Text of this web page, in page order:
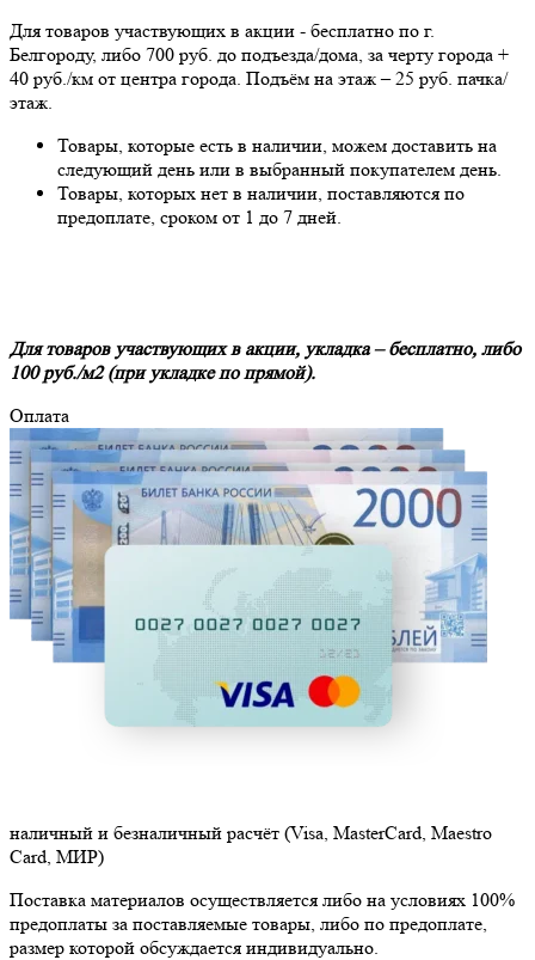
Для товаров участвующих в акции - бесплатно по г.
Белгороду, либо 700 руб. до подъезда/дома, за черту города +
40 руб./км от центра города. Подъём на этаж – 25 руб. пачка/
этаж.
Товары, которые есть в наличии, можем доставить на
следующий день или в выбранный покупателем день.
Товары, которых нет в наличии, поставляются по
предоплате, сроком от 1 до 7 дней.
Для товаров участвующих в акции, укладка – бесплатно, либо
100 руб./м2 (при укладке по прямой).
Оплата
наличный и безналичный расчёт (Visa, MasterCard, Maestro
Card, МИР)
Поставка материалов осуществляется либо на условиях 100%
предоплаты за поставляемые товары, либо по предоплате,
размер которой обсуждается индивидуально.